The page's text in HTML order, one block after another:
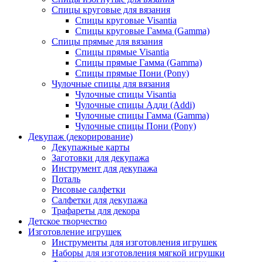
Спицы круговые для вязания
Спицы круговые Visantia
Спицы круговые Гамма (Gamma)
Спицы прямые для вязания
Спицы прямые Visantia
Спицы прямые Гамма (Gamma)
Спицы прямые Пони (Pony)
Чулочные спицы для вязания
Чулочные спицы Visantia
Чулочные спицы Адди (Addi)
Чулочные спицы Гамма (Gamma)
Чулочные спицы Пони (Pony)
Декупаж (декорирование)
Декупажные карты
Заготовки для декупажа
Инструмент для декупажа
Поталь
Рисовые салфетки
Салфетки для декупажа
Трафареты для декора
Детское творчество
Изготовление игрушек
Инструменты для изготовления игрушек
Наборы для изготовления мягкой игрушки